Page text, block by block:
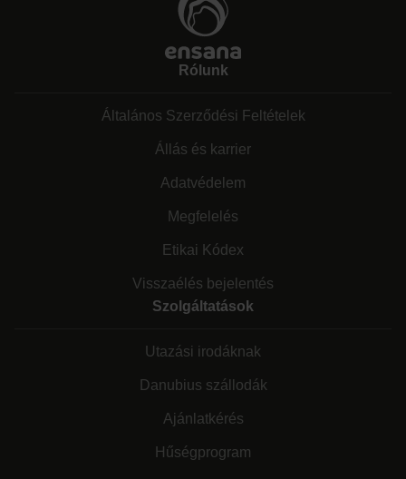
Rólunk
Általános Szerződési Feltételek
Állás és karrier
Adatvédelem
Megfelelés
Etikai Kódex
Visszaélés bejelentés
Szolgáltatások
Utazási irodáknak
Danubius szállodák
Ajánlatkérés
Hűségprogram